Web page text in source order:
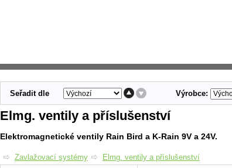
Seřadit dle Výrobce:
Elmg. ventily a příslušenství
Elektromagnetické ventily Rain Bird a K-Rain 9V a 24V.
Zavlažovací systémy Elmg. ventily a příslušenství